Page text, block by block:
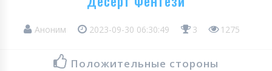
Аноним 2023-09-30 06:30:49 3 1275
Положительные стороны